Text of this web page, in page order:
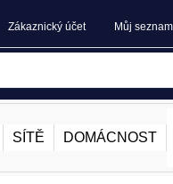
Zákaznický účet Můj
SÍTĚ DOMÁCNOST